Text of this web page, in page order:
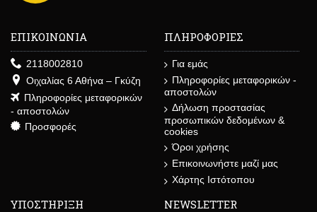
ΕΠΙΚΟΙΝΩΝΙΑ
2118002810
Οιχαλίας 6 Αθήνα – Γκύζη
Πληροφορίες μεταφορικών
- αποστολών
Προσφορές
ΠΛΗΡΟΦΟΡΙΕΣ
Για εμάς
Πληροφορίες μεταφορικών -
αποστολών
Δήλωση προστασίας
προσωπικών δεδομένων &
cookies
Όροι χρήσης
Επικοινωνήστε μαζί μας
Χάρτης Ιστότοπου
ΥΠΟΣΤΗΡΙΞΗ NEWSLETTER